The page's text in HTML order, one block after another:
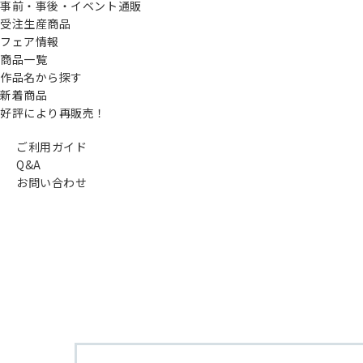
事前・事後・イベント通販
受注生産商品
フェア情報
商品一覧
作品名から探す
新着商品
好評により再販売！
ご利用ガイド
Q&A
お問い合わせ